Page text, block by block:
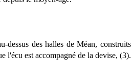
dessus des halles de Méan, construits
l'écu est accompagné de la devise, (3).